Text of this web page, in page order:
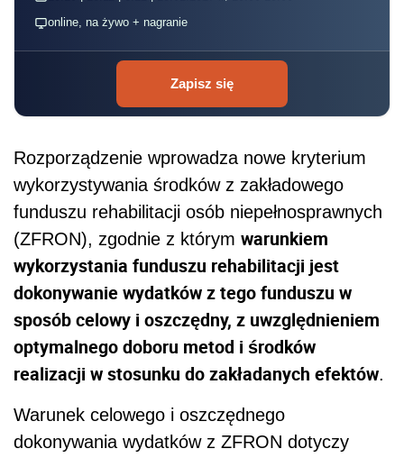
online, na żywo + nagranie
Zapisz się
Rozporządzenie wprowadza nowe kryterium
wykorzystywania środków z zakładowego
funduszu rehabilitacji osób niepełnosprawnych
(ZFRON), zgodnie z którym warunkiem
wykorzystania funduszu rehabilitacji jest
dokonywanie wydatków z tego funduszu w
sposób celowy i oszczędny, z uwzględnieniem
optymalnego doboru metod i środków
realizacji w stosunku do zakładanych efektów.
Warunek celowego i oszczędnego
dokonywania wydatków z ZFRON dotyczy